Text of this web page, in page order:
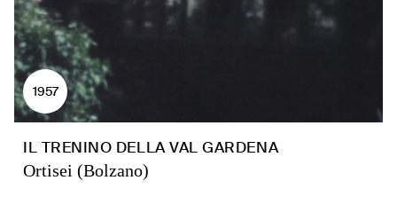
1957
IL TRENINO DELLA VAL GARDENA
Ortisei (Bolzano)